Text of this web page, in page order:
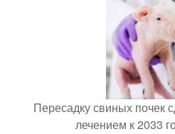
Пересадку свиных почек
лечением к 2033